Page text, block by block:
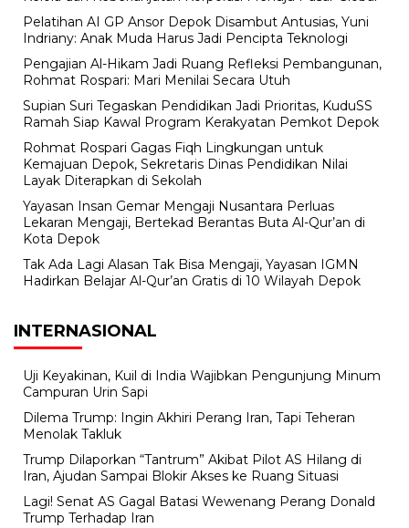
Pelatihan AI GP Ansor Depok Disambut Antusias, Yuni
Indriany: Anak Muda Harus Jadi Pencipta Teknologi
Pengajian Al-Hikam Jadi Ruang Refleksi Pembangunan,
Rohmat Rospari: Mari Menilai Secara Utuh
Supian Suri Tegaskan Pendidikan Jadi Prioritas, KuduSS
Ramah Siap Kawal Program Kerakyatan Pemkot Depok
Rohmat Rospari Gagas Fiqh Lingkungan untuk
Kemajuan Depok, Sekretaris Dinas Pendidikan Nilai
Layak Diterapkan di Sekolah
Yayasan Insan Gemar Mengaji Nusantara Perluas
Lekaran Mengaji, Bertekad Berantas Buta Al-Qur’an di
Kota Depok
Tak Ada Lagi Alasan Tak Bisa Mengaji, Yayasan IGMN
Hadirkan Belajar Al-Qur’an Gratis di 10 Wilayah Depok
INTERNASIONAL
Uji Keyakinan, Kuil di India Wajibkan Pengunjung Minum
Campuran Urin Sapi
Dilema Trump: Ingin Akhiri Perang Iran, Tapi Teheran
Menolak Takluk
Trump Dilaporkan “Tantrum” Akibat Pilot AS Hilang di
Iran, Ajudan Sampai Blokir Akses ke Ruang Situasi
Lagi! Senat AS Gagal Batasi Wewenang Perang Donald
Trump Terhadap Iran